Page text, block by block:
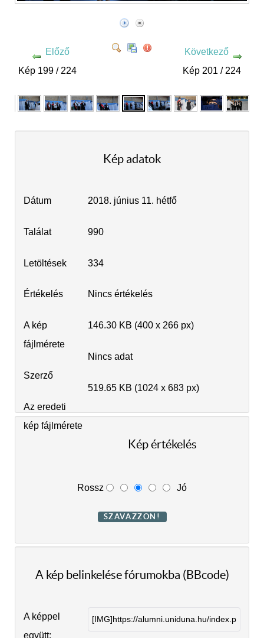
Előző
Kép 199 / 224
Következő
Kép 201 / 224
Kép adatok
Dátum 2018. június 11. hétfő
Találat 990
Letöltések 334
Értékelés Nincs értékelés
A kép
fájlmérete
146.30 KB (400 x 266 px)
Szerző
Nincs adat
Az eredeti
kép fájlmérete
519.65 KB (1024 x 683 px)
Kép értékelés
Rossz Jó
A kép belinkelése fórumokba (BBcode)
A képpel
együtt: